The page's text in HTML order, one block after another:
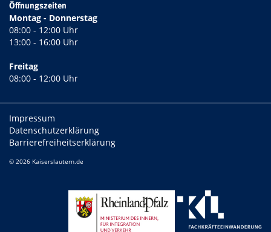
Öffnungszeiten
Montag - Donnerstag
08:00 - 12:00 Uhr
13:00 - 16:00 Uhr
Freitag
08:00 - 12:00 Uhr
Impressum
Datenschutzerklärung
Barrierefreiheitserklärung
© 2026 Kaiserslautern.de